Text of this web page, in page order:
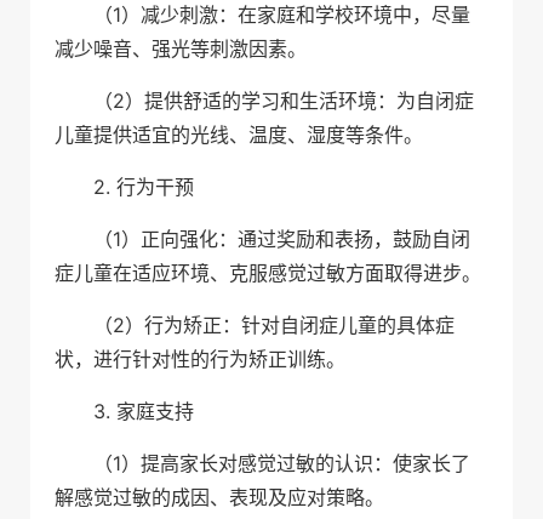
（1）减少刺激：在家庭和学校环境中，尽量
减少噪音、强光等刺激因素。
（2）提供舒适的学习和生活环境：为自闭症
儿童提供适宜的光线、温度、湿度等条件。
2. 行为干预
（1）正向强化：通过奖励和表扬，鼓励自闭
症儿童在适应环境、克服感觉过敏方面取得进步。
（2）行为矫正：针对自闭症儿童的具体症
状，进行针对性的行为矫正训练。
3. 家庭支持
（1）提高家长对感觉过敏的认识：使家长了
解感觉过敏的成因、表现及应对策略。